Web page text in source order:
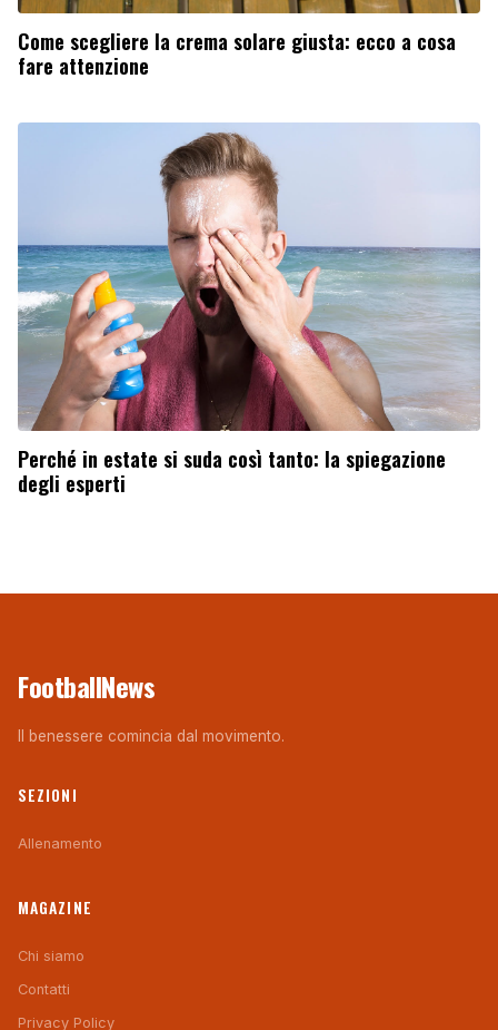
Come scegliere la crema solare giusta: ecco a cosa
fare attenzione
Perché in estate si suda così tanto: la spiegazione
degli esperti
FootballNews
Il benessere comincia dal movimento.
SEZIONI
Allenamento
MAGAZINE
Chi siamo
Contatti
Privacy Policy